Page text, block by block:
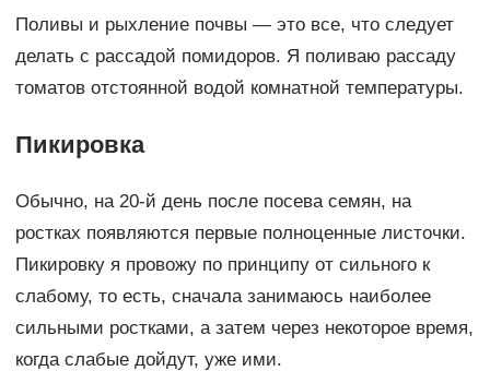
Поливы и рыхление почвы — это все, что следует
делать с рассадой помидоров. Я поливаю рассаду
томатов отстоянной водой комнатной температуры.
Пикировка
Обычно, на 20-й день после посева семян, на
ростках появляются первые полноценные листочки.
Пикировку я провожу по принципу от сильного к
слабому, то есть, сначала занимаюсь наиболее
сильными ростками, а затем через некоторое время,
когда слабые дойдут, уже ими.